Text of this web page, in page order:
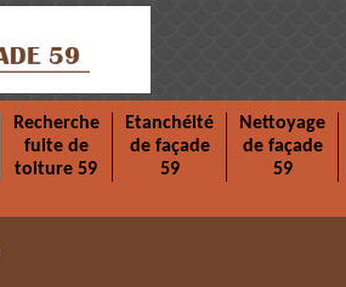
Recherche
fuite de
toiture 59
Etanchéité
de façade
59
Nettoyage
de façade
59